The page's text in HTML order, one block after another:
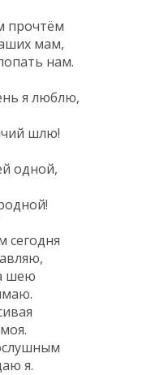
прочтём
мам,
нам.
я люблю,
шлю!
одной,
сегодня
шею
я.